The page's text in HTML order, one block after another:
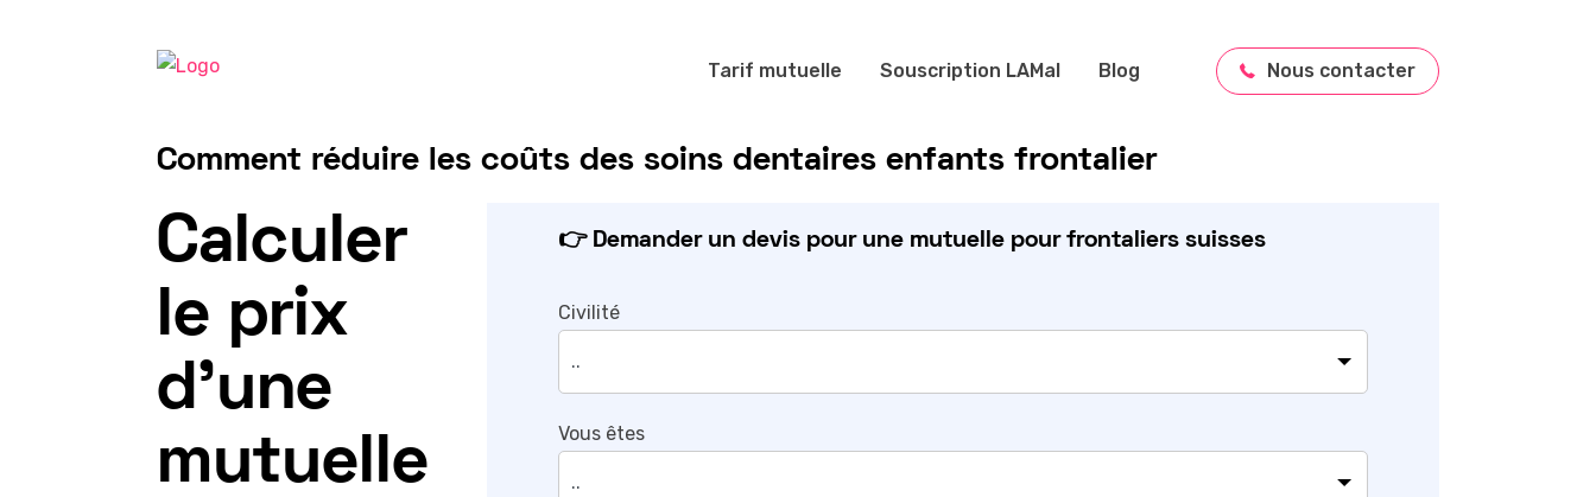
Tarif mutuelle Souscription LAMal Blog Nous contacter
Comment réduire les coûts des soins dentaires enfants frontalier
Tarif mutuelle Frontalier 2025
Calculer
le prix
d'une
mutuelle
👉 Demander un devis pour une mutuelle pour frontaliers suisses
Civilité
Vous êtes